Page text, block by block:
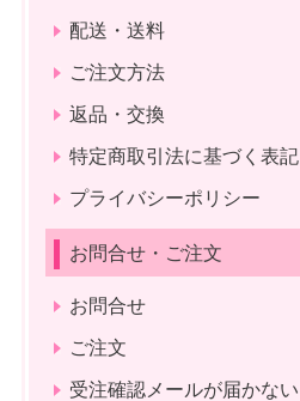
配送・送料
ご注文方法
返品・交換
特定商取引法に基づく表記
プライバシーポリシー
お問合せ・ご注文
お問合せ
ご注文
受注確認メールが届かない